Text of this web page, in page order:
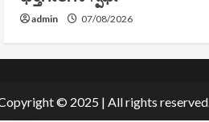
admin 07/08/2026
© 2025 | All rights reserved.